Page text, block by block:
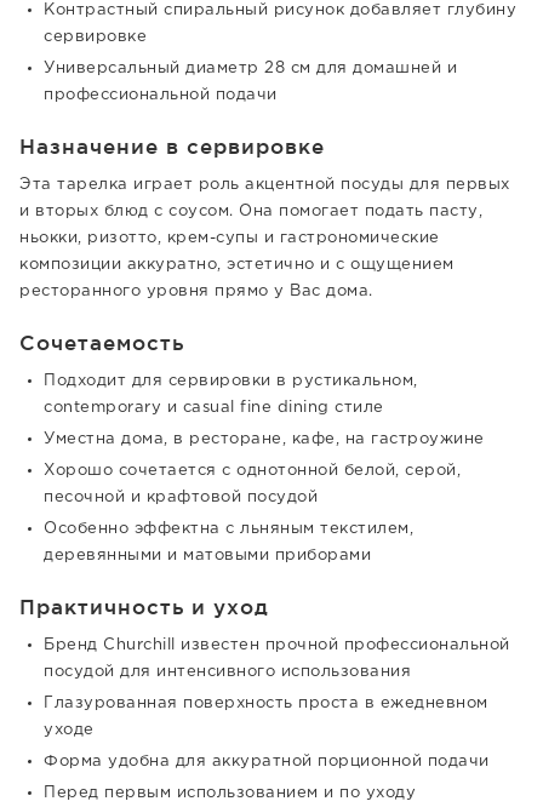
Контрастный спиральный рисунок добавляет глубину
сервировке
Универсальный диаметр 28 см для домашней и
профессиональной подачи
Назначение в сервировке
Эта тарелка играет роль акцентной посуды для первых
и вторых блюд с соусом. Она помогает подать пасту,
ньокки, ризотто, крем-супы и гастрономические
композиции аккуратно, эстетично и с ощущением
ресторанного уровня прямо у Вас дома.
Сочетаемость
Подходит для сервировки в рустикальном,
contemporary и casual fine dining стиле
Уместна дома, в ресторане, кафе, на гастроужине
Хорошо сочетается с однотонной белой, серой,
песочной и крафтовой посудой
Особенно эффектна с льняным текстилем,
деревянными и матовыми приборами
Практичность и уход
Бренд Churchill известен прочной профессиональной
посудой для интенсивного использования
Глазурованная поверхность проста в ежедневном
уходе
Форма удобна для аккуратной порционной подачи
Перед первым использованием и по уходу